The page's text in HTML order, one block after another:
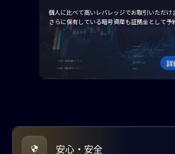
個人に比べて高いレバレッジでお取引いただけ
さらに保有している暗号資産も証拠金として予
詳
安心・安全